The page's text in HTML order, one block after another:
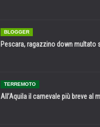
BLOGGER
Pescara, ragazzino down multato
TERREMOTO
All’Aquila il carnevale più breve al